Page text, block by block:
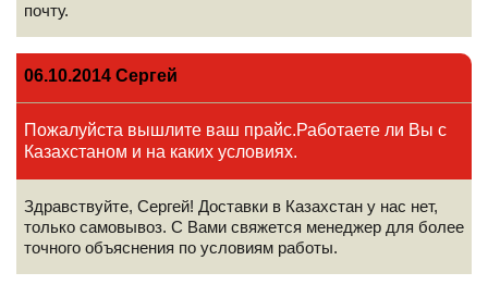
почту.
06.10.2014 Сергей
Пожалуйста вышлите ваш прайс.Работаете ли Вы с
Казахстаном и на каких условиях.
Здравствуйте, Сергей! Доставки в Казахстан у нас нет,
только самовывоз. С Вами свяжется менеджер для более
точного объяснения по условиям работы.